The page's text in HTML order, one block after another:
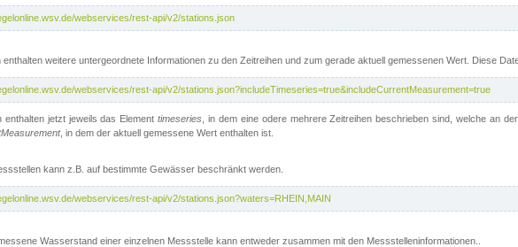
webservices/rest-api/v2/stations.json
enthalten weitere untergeordnete Informationen zu den Zeitreihen und zum gerade aktuell gemessenen Wert. Diese
webservices/rest-api/v2/stations.json?includeTimeseries=true&includeCurrentMeasurement=true
enthalten jetzt jeweils das Elementtimeseries , in dem eine odere mehrere Zeitreihen beschrieben sind, welche an
, in dem der aktuell gemessene Wert enthalten ist.
kann z.B. auf bestimmte Gewässer beschränkt werden.
webservices/rest-api/v2/stations.json?waters=RHEIN,MAIN
Wasserstand einer einzelnen Messstelle kann entweder zusammen mit den Messstelleninformationen..